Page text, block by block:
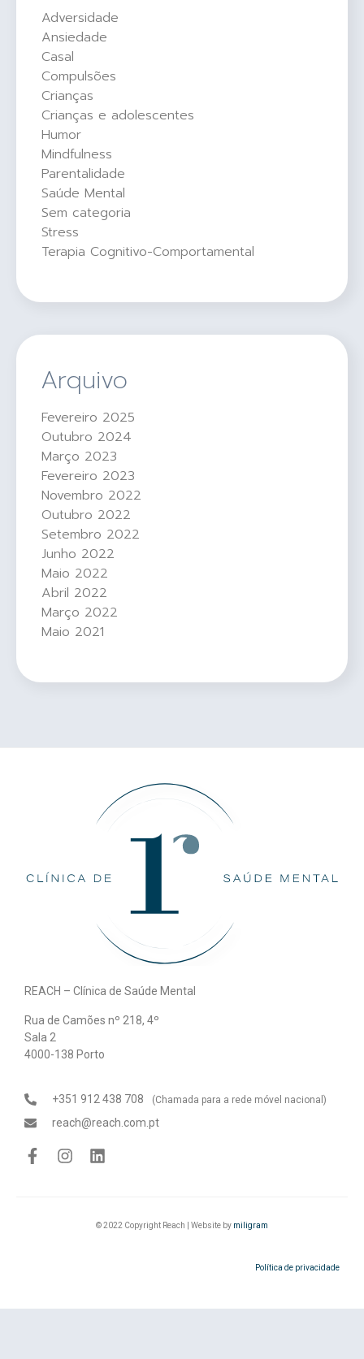
Adversidade
Ansiedade
Casal
Compulsões
Crianças
Crianças e adolescentes
Humor
Mindfulness
Parentalidade
Saúde Mental
Sem categoria
Stress
Terapia Cognitivo-Comportamental
Arquivo
Fevereiro 2025
Outubro 2024
Março 2023
Fevereiro 2023
Novembro 2022
Outubro 2022
Setembro 2022
Junho 2022
Maio 2022
Abril 2022
Março 2022
Maio 2021
+351 912 438 708 (Chamada para a rede móvel nacional)
reach@reach.com.pt
REACH – Clínica de Saúde Mental
Rua de Camões nº 218, 4º
Sala 2
4000-138 Porto
© 2022 Copyright Reach | Website by miligram
Política de privacidade